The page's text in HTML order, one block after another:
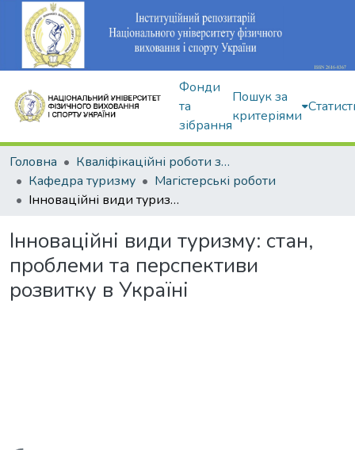
Фонди
та
зібрання
Пошук за
критеріями
Головна
Кваліфікаційні роботи здобувачів вищої освіти
Кафедра туризму
Магістерські роботи
Інноваційні види туризму: стан, проблеми та перспективи розвитку в Україні
Інноваційні види туризму: стан,
проблеми та перспективи
розвитку в Україні